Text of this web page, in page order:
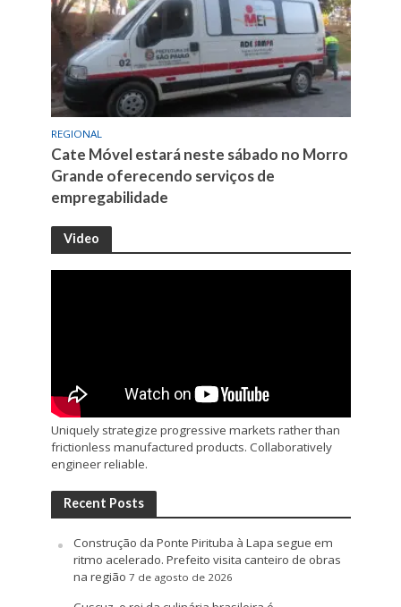
REGIONAL
Cate Móvel estará neste sábado no Morro
Grande oferecendo serviços de
empregabilidade
Video
Uniquely strategize progressive markets rather than
frictionless manufactured products. Collaboratively
engineer reliable.
Recent Posts
Construção da Ponte Pirituba à Lapa segue em
ritmo acelerado. Prefeito visita canteiro de obras
na região 7 de agosto de 2026